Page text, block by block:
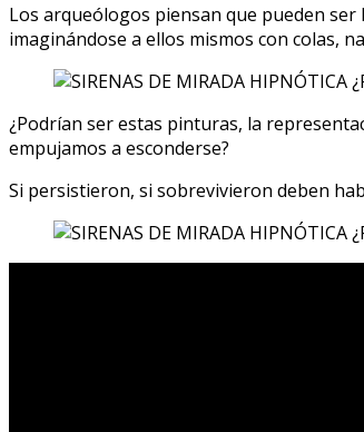
Los arqueólogos piensan que pueden
imaginándose a ellos mismos con colas,
¿Podrían ser estas pinturas, la
empujamos a esconderse?
Si persistieron, si sobrevivieron deben